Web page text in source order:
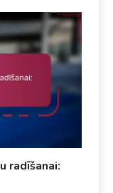
radīšanai: